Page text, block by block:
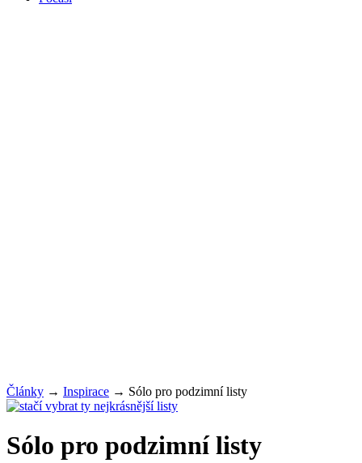
Články → Inspirace → Sólo pro podzimní listy
Sólo pro podzimní listy